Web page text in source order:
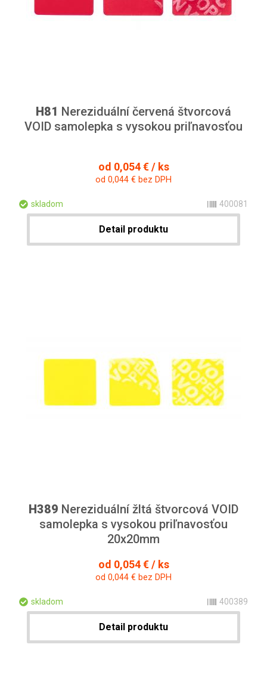
H81 Nereziduální červená štvorcová
VOID samolepka s vysokou priľnavosťou
od 0,054 € / ks
od 0,044 € bez DPH
skladom 400081
Detail produktu
H389 Nereziduální žltá štvorcová VOID
samolepka s vysokou priľnavosťou
20x20mm
od 0,054 € / ks
od 0,044 € bez DPH
skladom 400389
Detail produktu